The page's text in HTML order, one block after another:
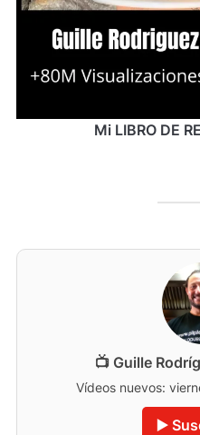
Mi LIBRO DE
📺 Guille
Vídeos nuevos:
▶️